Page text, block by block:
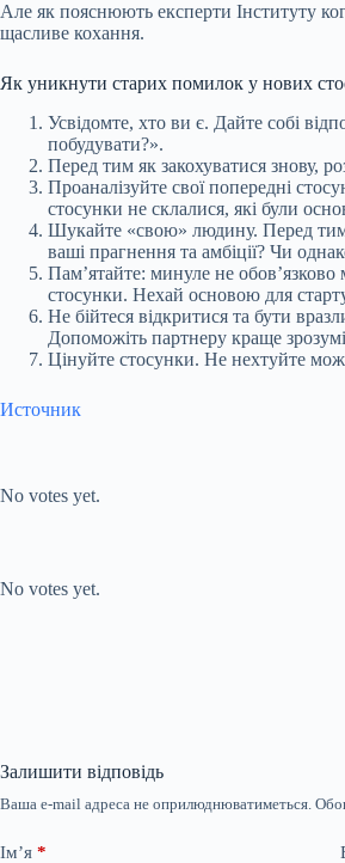
Але як пояснюють експерти Інституту
щасливе кохання.
Як уникнути старих помилок у нових
Усвідомте, хто ви є. Дайте собі
побудувати?».
Перед тим як закохуватися знову,
Проаналізуйте свої попередні
стосунки не склалися, які були
Шукайте «свою» людину. Перед
ваші прагнення та амбіції? Чи
Пам’ятайте: минуле не обов’язково
стосунки. Нехай основою для
Не бійтеся відкритися та бути
Допоможіть партнеру краще
Цінуйте стосунки. Не нехтуйте
Источник
No votes yet.
No votes yet.
Залишити відповідь
Ваша e-mail адреса не оприлюднюватиметься.
Ім’я *